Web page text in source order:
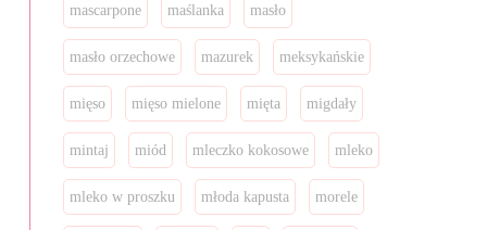
mascarpone maślanka masło
masło orzechowe mazurek meksykańskie
mięso mięso mielone mięta migdały
mintaj miód mleczko kokosowe mleko
mleko w proszku młoda kapusta morele